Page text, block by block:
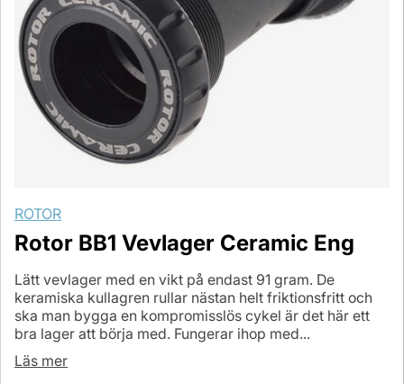
ROTOR
Rotor BB1 Vevlager Ceramic Eng
Lätt vevlager med en vikt på endast 91 gram. De
keramiska kullagren rullar nästan helt friktionsfritt och
ska man bygga en kompromisslös cykel är det här ett
bra lager att börja med. Fungerar ihop med...
Läs mer